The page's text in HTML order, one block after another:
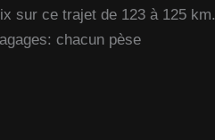
sur ce trajet de 123 à 125 km.
chacun pèse